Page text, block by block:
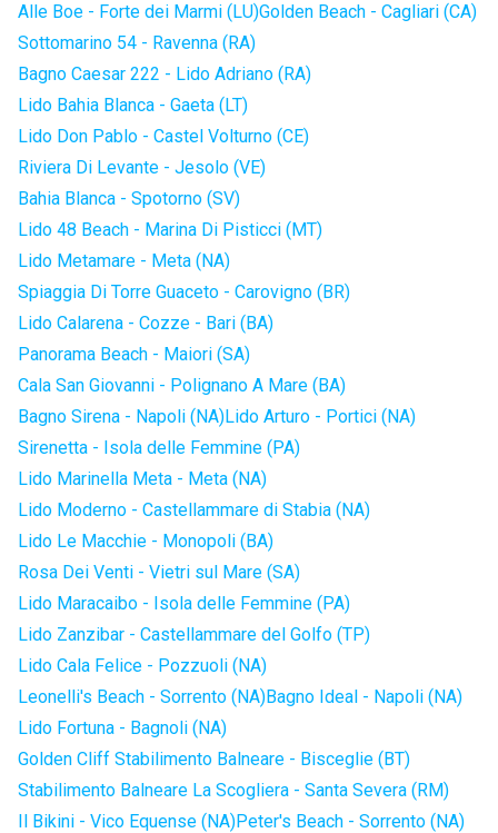
Alle Boe - Forte dei Marmi (LU)Golden Beach - Cagliari (CA)
Sottomarino 54 - Ravenna (RA)
Bagno Caesar 222 - Lido Adriano (RA)
Lido Bahia Blanca - Gaeta (LT)
Lido Don Pablo - Castel Volturno (CE)
Riviera Di Levante - Jesolo (VE)
Bahia Blanca - Spotorno (SV)
Lido 48 Beach - Marina Di Pisticci (MT)
Lido Metamare - Meta (NA)
Spiaggia Di Torre Guaceto - Carovigno (BR)
Lido Calarena - Cozze - Bari (BA)
Panorama Beach - Maiori (SA)
Cala San Giovanni - Polignano A Mare (BA)
Bagno Sirena - Napoli (NA)Lido Arturo - Portici (NA)
Sirenetta - Isola delle Femmine (PA)
Lido Marinella Meta - Meta (NA)
Lido Moderno - Castellammare di Stabia (NA)
Lido Le Macchie - Monopoli (BA)
Rosa Dei Venti - Vietri sul Mare (SA)
Lido Maracaibo - Isola delle Femmine (PA)
Lido Zanzibar - Castellammare del Golfo (TP)
Lido Cala Felice - Pozzuoli (NA)
Leonelli's Beach - Sorrento (NA)Bagno Ideal - Napoli (NA)
Lido Fortuna - Bagnoli (NA)
Golden Cliff Stabilimento Balneare - Bisceglie (BT)
Stabilimento Balneare La Scogliera - Santa Severa (RM)
Il Bikini - Vico Equense (NA)Peter's Beach - Sorrento (NA)